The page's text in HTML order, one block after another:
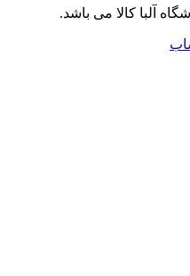
آلبا کالا می باشد.